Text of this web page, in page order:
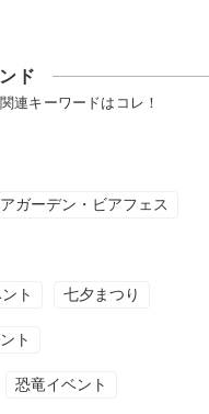
ド
連キーワードはコレ！
ガーデン・ビアフェス
ト 七夕まつり
ト
恐竜イベント